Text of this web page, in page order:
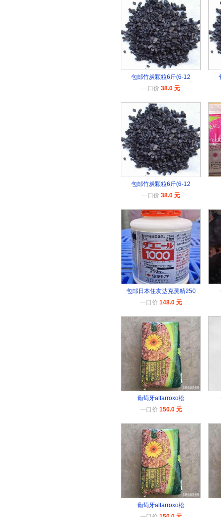
包邮竹炭颗粒6斤(6-12
一口价 38.0 元
包邮竹炭颗粒6斤(6-12
一口价 38.0 元
包邮日本住友达克灵精250
一口价 148.0 元
葡萄牙alfarroxo松
一口价 150.0 元
葡萄牙alfarroxo松